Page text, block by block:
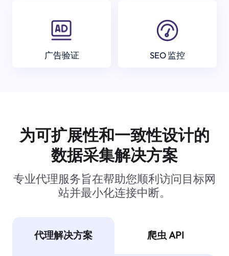
广告验证 SEO 监控
为可扩展性和一致性设计的
数据采集解决方案
专业代理服务旨在帮助您顺利访问目标网
站并最小化连接中断。
代理解决方案 爬虫 API